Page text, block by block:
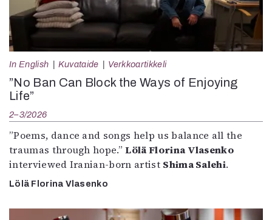
In English Kuvataide Verkkoartikkeli
”No Ban Can Block the Ways of Enjoying
Life”
2–3/2026
”Poems, dance and songs help us balance all the
traumas through hope.”Lölä Florina Vlasenko
interviewed Iranian-born artist Shima Salehi.
Lölä Florina Vlasenko